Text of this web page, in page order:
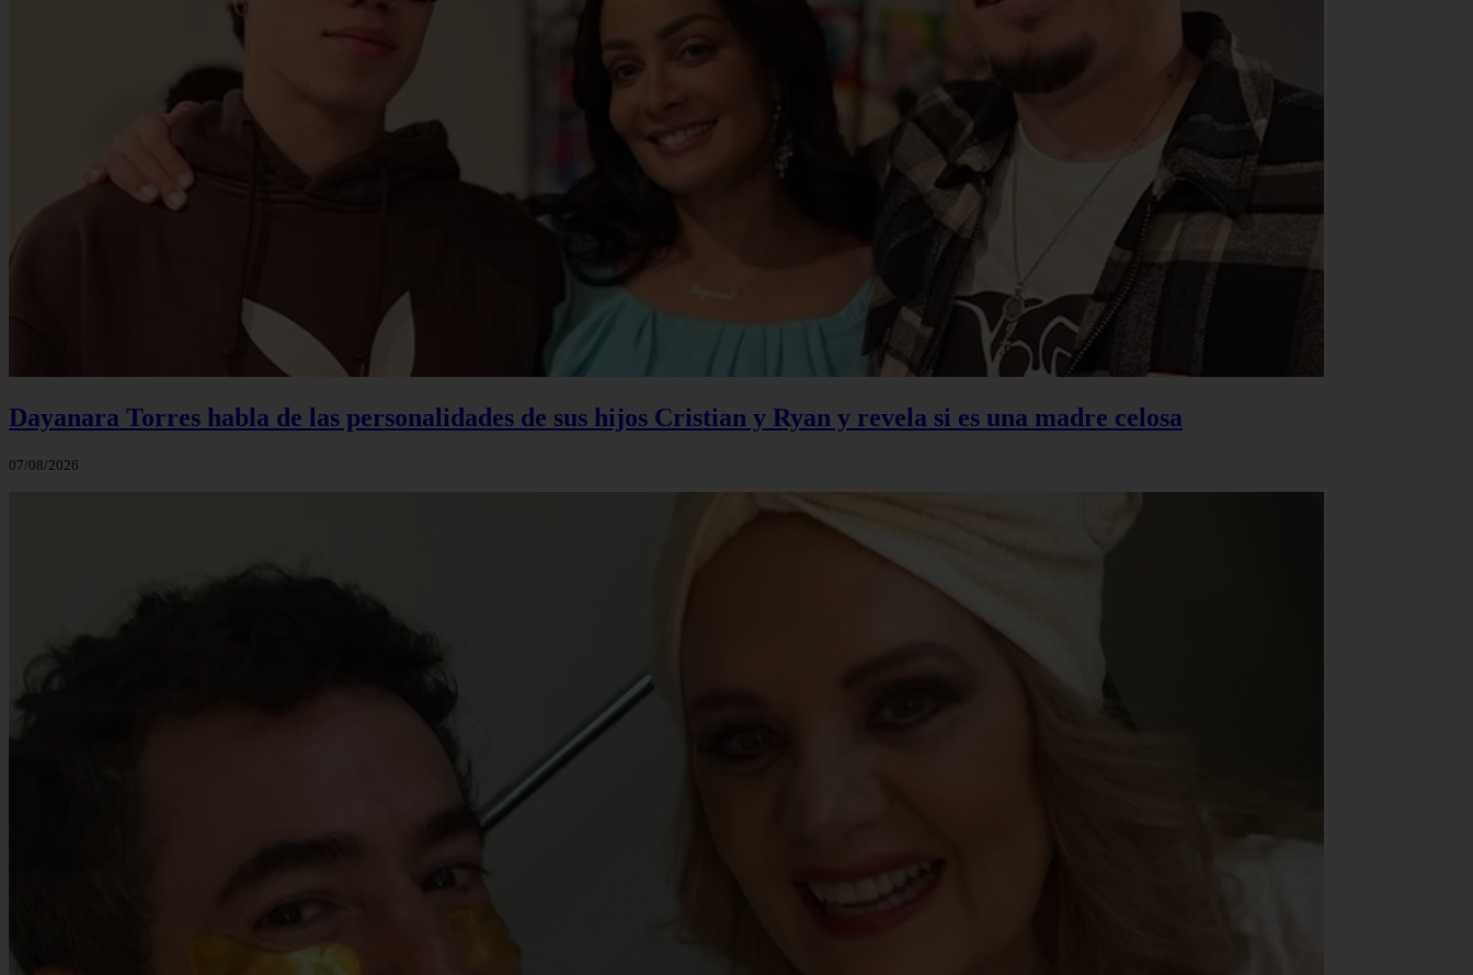
Dayanara Torres habla de las personalidades de sus hijos Cristian y Ryan y revela si es una madre celosa
07/08/2026